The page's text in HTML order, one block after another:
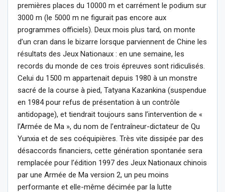
premières places du 10000 m et carrément le podium sur
3000 m (le 5000 m ne figurait pas encore aux
programmes officiels). Deux mois plus tard, on monte
d’un cran dans le bizarre lorsque parviennent de Chine les
résultats des Jeux Nationaux : en une semaine, les
records du monde de ces trois épreuves sont ridiculisés.
Celui du 1500 m appartenait depuis 1980 à un monstre
sacré de la course à pied, Tatyana Kazankina (suspendue
en 1984 pour refus de présentation à un contrôle
antidopage), et tiendrait toujours sans l’intervention de «
l’Armée de Ma », du nom de l’entraîneur-dictateur de Qu
Yunxia et de ses coéquipières. Très vite dissipée par des
désaccords financiers, cette génération spontanée sera
remplacée pour l’édition 1997 des Jeux Nationaux chinois
par une Armée de Ma version 2, un peu moins
performante et elle-même décimée par la lutte